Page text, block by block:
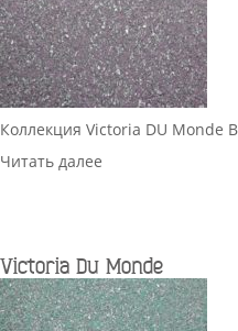
Коллекция Victoria DU Monde
Читать далее
Victoria Du Monde